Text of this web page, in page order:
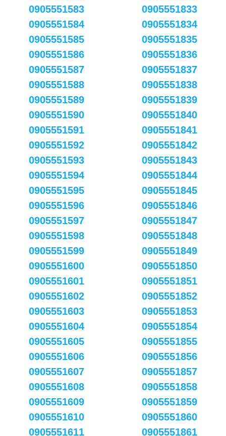
0905551583
0905551584
0905551585
0905551586
0905551587
0905551588
0905551589
0905551590
0905551591
0905551592
0905551593
0905551594
0905551595
0905551596
0905551597
0905551598
0905551599
0905551600
0905551601
0905551602
0905551603
0905551604
0905551605
0905551606
0905551607
0905551608
0905551609
0905551610
0905551611
0905551833
0905551834
0905551835
0905551836
0905551837
0905551838
0905551839
0905551840
0905551841
0905551842
0905551843
0905551844
0905551845
0905551846
0905551847
0905551848
0905551849
0905551850
0905551851
0905551852
0905551853
0905551854
0905551855
0905551856
0905551857
0905551858
0905551859
0905551860
0905551861